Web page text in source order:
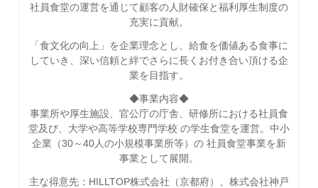
社員食堂の運営を通じて顧客の人財確保と福利厚生制度の
充実に貢献。
「食文化の向上」を企業理念とし、給食を価値ある食事に
していき、深い信頼と絆でさらに長くお付き合い頂ける企
業を目指す。
◆事業内容◆
事業所や厚生施設、官公庁の庁舎、研修所における社員食
堂及び、大学や高等学校専門学校 の学生食堂を運営。中小
企業（30～40人の小規模事業所等）の 社員食堂事業を新
事業として展開。
主な得意先：HILLTOP株式会社（京都府）、株式会社神戸